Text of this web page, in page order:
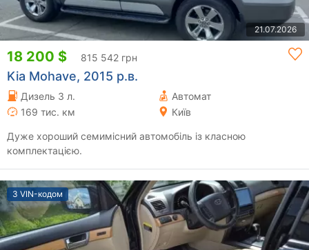
21.07.2026
18 200 $ 815 542 грн
Kia Mohave, 2015 р.в.
Дизель 3 л.
Автомат
169 тис. км
Київ
Дуже хороший семимісний автомобіль із класною
комплектацією.
З VIN-кодом